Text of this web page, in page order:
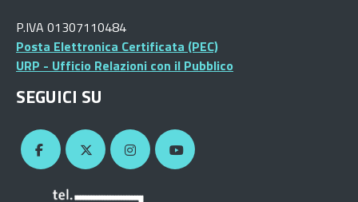
P.IVA 01307110484
Posta Elettronica Certificata (PEC)
URP - Ufficio Relazioni con il Pubblico
SEGUICI SU